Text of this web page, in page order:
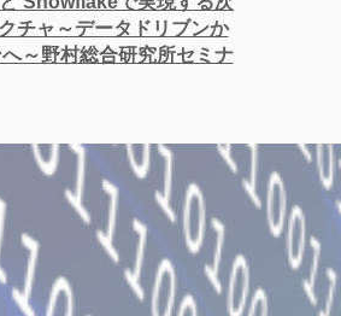
チャ～​データドリブンか
～野村総合研究所セミナ